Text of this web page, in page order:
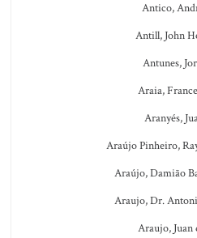
Antico,
Antill, John
Antunes,
Araia,
Aranyés,
Araújo Pinheiro,
Araújo, Damião
Araujo, Dr.
Araujo, Juan